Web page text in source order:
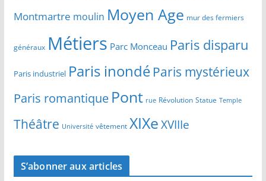
Montmartre moulin Moyen Age mur des fermiers
généraux Métiers Parc Monceau Paris disparu
Paris industriel Paris inondé Paris mystérieux
Paris romantique Pont rue Révolution Statue Temple
Théâtre Université vêtement XIXeXVIIIe
S’abonner aux articles